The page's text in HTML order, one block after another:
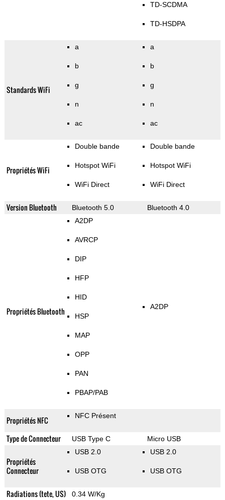
TD-SCDMA
TD-HSDPA
Standards WiFi
a
b
g
n
ac
a
b
g
n
ac
Propriétés WiFi
Double bande
Hotspot WiFi
WiFi Direct
Double bande
Hotspot WiFi
WiFi Direct
Version Bluetooth Bluetooth 5.0 Bluetooth 4.0
Propriétés Bluetooth
A2DP
AVRCP
DIP
HFP
HID
HSP
MAP
OPP
PAN
PBAP/PAB
A2DP
Propriétés NFC NFC Présent
Type de Connecteur USB Type C Micro USB
Propriétés
Connecteur
USB 2.0
USB OTG
USB 2.0
USB OTG
Radiations (tete, US) 0.34 W/Kg